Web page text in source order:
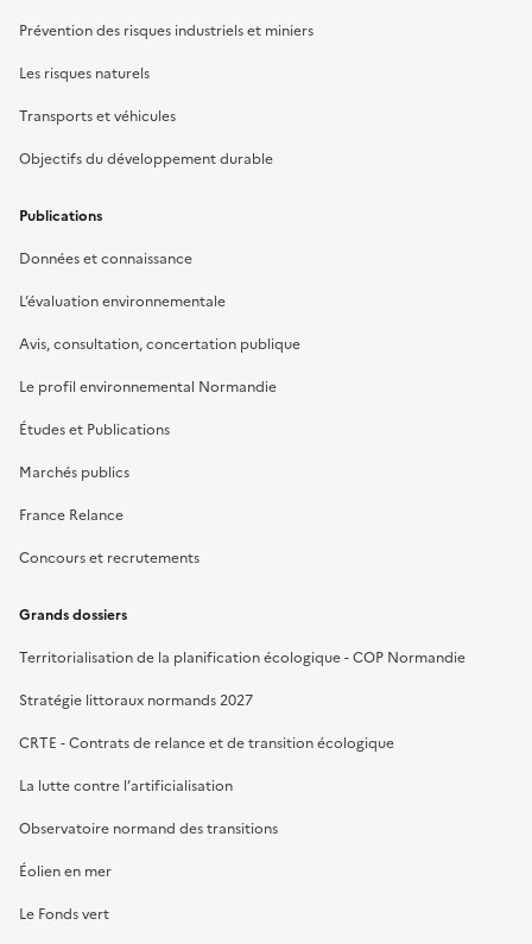
Prévention des risques industriels et miniers
Les risques naturels
Transports et véhicules
Objectifs du développement durable
Publications
Données et connaissance
L’évaluation environnementale
Avis, consultation, concertation publique
Le profil environnemental Normandie
Études et Publications
Marchés publics
France Relance
Concours et recrutements
Grands dossiers
Territorialisation de la planification écologique - COP Normandie
Stratégie littoraux normands 2027
CRTE - Contrats de relance et de transition écologique
La lutte contre l’artificialisation
Observatoire normand des transitions
Éolien en mer
Le Fonds vert